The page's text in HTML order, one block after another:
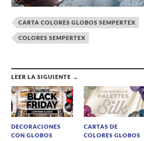
CARTA COLORES GLOBOS SEMPERTEX
COLORES SEMPERTEX
LEER LA SIGUIENTE →
DECORACIONES
CON GLOBOS
CARTAS DE
COLORES GLOBOS